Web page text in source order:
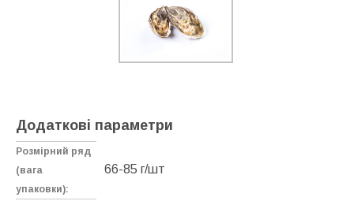
Додаткові параметри
Розмірний ряд
(вага
упаковки):
66-85 г/шт